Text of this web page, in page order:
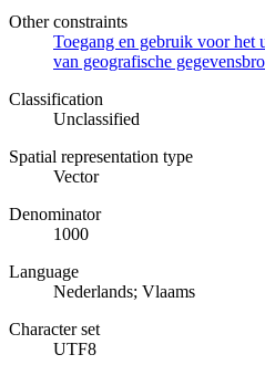
Other constraints
Toegang en gebruik voor het
van geografische
Classification
Unclassified
Spatial representation type
Vector
Denominator
1000
Language
Nederlands; Vlaams
Character set
UTF8